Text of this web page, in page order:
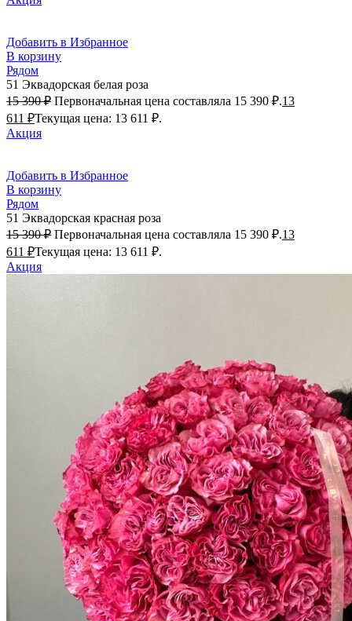
Добавить в Избранное
В корзину
Рядом
51 Эквадорская белая роза
15 390₽ Первоначальная цена составляла 15 390 ₽.13
611 ₽Текущая цена: 13 611 ₽.
Акция
Добавить в Избранное
В корзину
Рядом
51 Эквадорская красная роза
15 390₽ Первоначальная цена составляла 15 390 ₽.13
611 ₽Текущая цена: 13 611 ₽.
Акция